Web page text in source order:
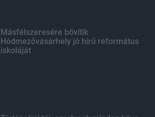
Másfélszeresére bővítik
Hódmezővásárhely jó hírű református
iskoláját